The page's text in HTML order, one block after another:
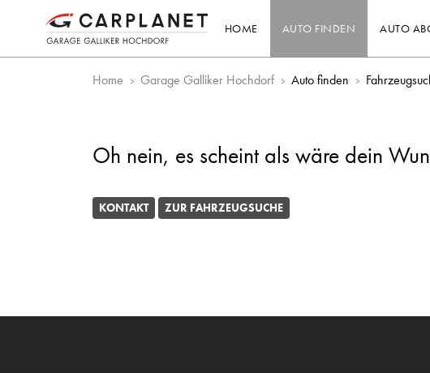
HOME AUTO FINDEN AUTO
Home Garage Galliker Hochdorf Auto finden
Oh nein, es scheint als wäre dein
KONTAKT ZUR FAHRZEUGSUCHE